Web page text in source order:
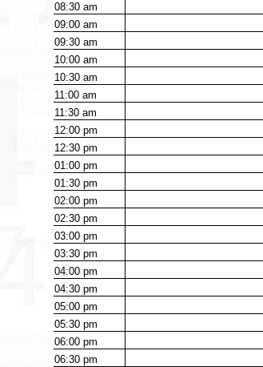
08:30am
09:00am
09:30am
10:00am
10:30am
11:00am
11:30am
12:00pm
12:30pm
01:00pm
01:30pm
02:00pm
02:30pm
03:00pm
03:30pm
04:00pm
04:30pm
05:00pm
05:30pm
06:00pm
06:30pm